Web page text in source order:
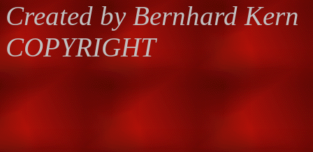
Created by Bernhard Kern
COPYRIGHT